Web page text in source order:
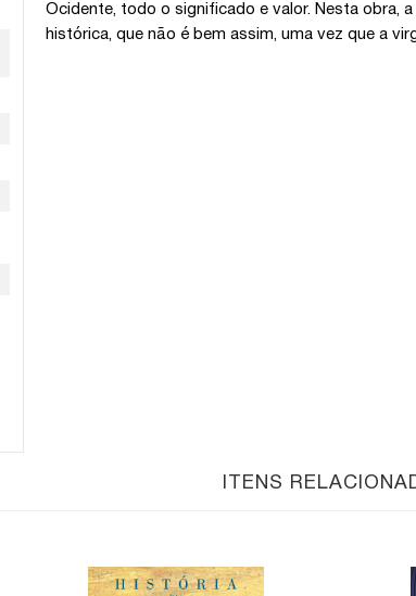
Ocidente, todo o significado e valor. Nesta obra,
histórica, que não é bem assim, uma vez que a
ITENS